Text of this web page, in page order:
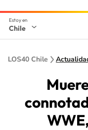
Chile
LOS40 Chile